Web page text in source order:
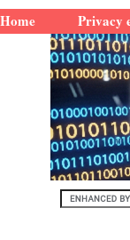
Home Privacy